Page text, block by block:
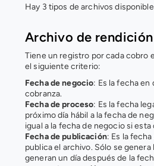
Hay 3 tipos de archivos
Archivo de rendición
Tiene un registro por cada cobro
el siguiente criterio:
Fecha de negocio: Es la fecha en
cobranza.
Fecha de proceso: Es la fecha
próximo día hábil a la fecha de
igual a la fecha de negocio si
Fecha de publicación: Es la
publica el archivo. Sólo se genera
generan un día después de la